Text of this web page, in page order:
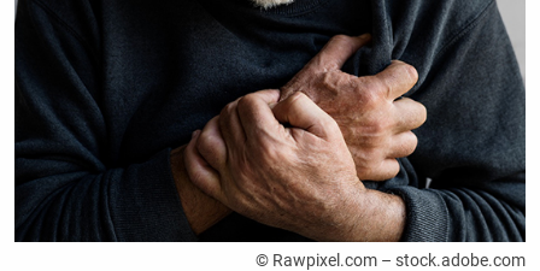
© Rawpixel.com – stock.adobe.com